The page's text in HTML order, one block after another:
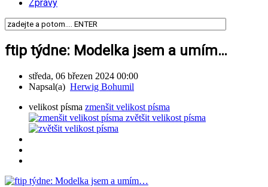
Zprávy
ftip týdne: Modelka jsem a umím…
středa, 06 březen 2024 00:00
Napsal(a) Herwig Bohumil
velikost písma zmenšit velikost písma
zvětšit velikost písma